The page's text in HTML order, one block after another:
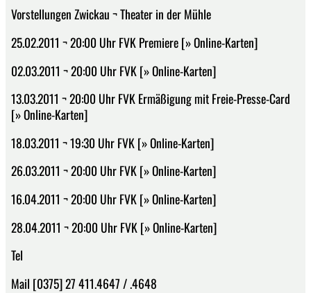
Vorstellungen Zwickau ¬ Theater in der Mühle
25.02.2011 ¬ 20:00 Uhr FVK Premiere [» Online-Karten]
02.03.2011 ¬ 20:00 Uhr FVK [» Online-Karten]
13.03.2011 ¬ 20:00 Uhr FVK Ermäßigung mit Freie-Presse-Card
[» Online-Karten]
18.03.2011 ¬ 19:30 Uhr FVK [» Online-Karten]
26.03.2011 ¬ 20:00 Uhr FVK [» Online-Karten]
16.04.2011 ¬ 20:00 Uhr FVK [» Online-Karten]
28.04.2011 ¬ 20:00 Uhr FVK [» Online-Karten]
Tel
Mail [0375] 27 411.4647 / .4648